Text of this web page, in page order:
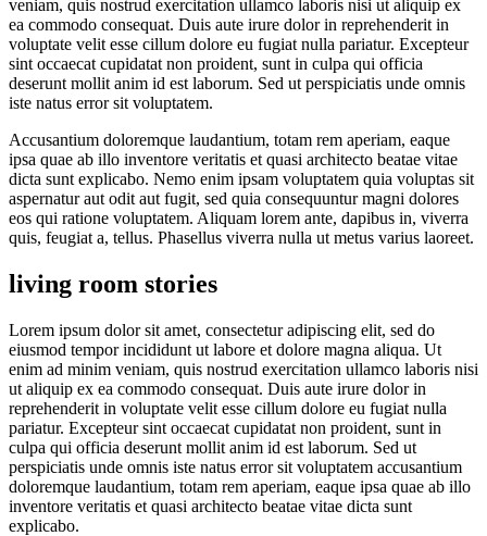
veniam, quis nostrud exercitation ullamco laboris nisi ut aliquip ex
ea commodo consequat. Duis aute irure dolor in reprehenderit in
voluptate velit esse cillum dolore eu fugiat nulla pariatur. Excepteur
sint occaecat cupidatat non proident, sunt in culpa qui officia
deserunt mollit anim id est laborum. Sed ut perspiciatis unde omnis
iste natus error sit voluptatem.
Accusantium doloremque laudantium, totam rem aperiam, eaque
ipsa quae ab illo inventore veritatis et quasi architecto beatae vitae
dicta sunt explicabo. Nemo enim ipsam voluptatem quia voluptas sit
aspernatur aut odit aut fugit, sed quia consequuntur magni dolores
eos qui ratione voluptatem. Aliquam lorem ante, dapibus in, viverra
quis, feugiat a, tellus. Phasellus viverra nulla ut metus varius laoreet.
living room stories
Lorem ipsum dolor sit amet, consectetur adipiscing elit, sed do
eiusmod tempor incididunt ut labore et dolore magna aliqua. Ut
enim ad minim veniam, quis nostrud exercitation ullamco laboris nisi
ut aliquip ex ea commodo consequat. Duis aute irure dolor in
reprehenderit in voluptate velit esse cillum dolore eu fugiat nulla
pariatur. Excepteur sint occaecat cupidatat non proident, sunt in
culpa qui officia deserunt mollit anim id est laborum. Sed ut
perspiciatis unde omnis iste natus error sit voluptatem accusantium
doloremque laudantium, totam rem aperiam, eaque ipsa quae ab illo
inventore veritatis et quasi architecto beatae vitae dicta sunt
explicabo.